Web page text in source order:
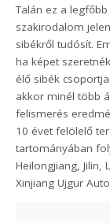
Talán ez a
szakirodalom
sibékről tudósít.
ha képet
élő sibék
akkor minél több
felismerés
10 évet felölelő
tartományában
Heilongjiang, Jilin,
Xinjiang Ujgur